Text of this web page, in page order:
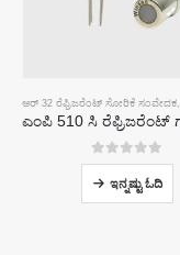
ಆರ್ 32 ರೆಫ್ರಿಜರೆಂಟ್ ಸೋರಿಕೆ ಸಂವೇದಕ,
05 ರಲ್ಲಿ
ಇನ್ನಷ್ಟು ಓದಿ